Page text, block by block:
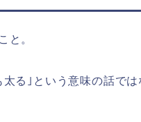
と。
る｣という意味の話で